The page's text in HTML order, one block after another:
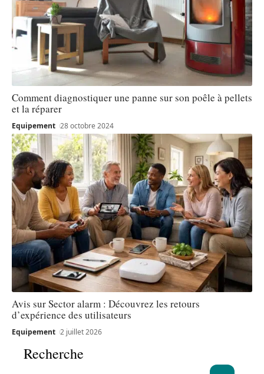
Comment diagnostiquer une panne sur son poêle à pellets
et la réparer
Equipement 28 octobre 2024
Avis sur Sector alarm : Découvrez les retours
d’expérience des utilisateurs
Equipement 2 juillet 2026
Recherche